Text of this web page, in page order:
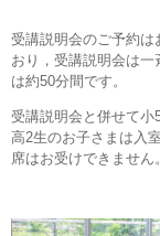
受講説明会のご予約は
おり，受講説明会は
は約50分間です。
受講説明会と併せて小
高2生のお子さまは入
席はお受けできません。